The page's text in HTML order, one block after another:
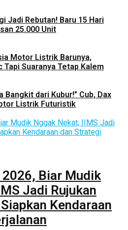
Jadi Rebutan! Baru 15 Hari
25.000 Unit
Motor Listrik Barunya,
Suaranya Tetap Kalem
dari Kubur!” Cub, Dax
Listrik Futuristik
Biar Mudik
Jadi Rujukan
Kendaraan